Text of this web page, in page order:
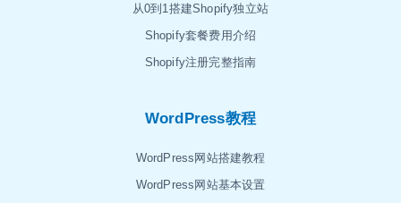
从0到1搭建Shopify独立站
Shopify套餐费用介绍
Shopify注册完整指南
WordPress教程
WordPress网站搭建教程
WordPress网站基本设置